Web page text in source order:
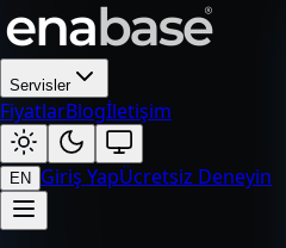
Servisler
FiyatlarBlogİletişim
EN Giriş YapÜcretsiz Deneyin